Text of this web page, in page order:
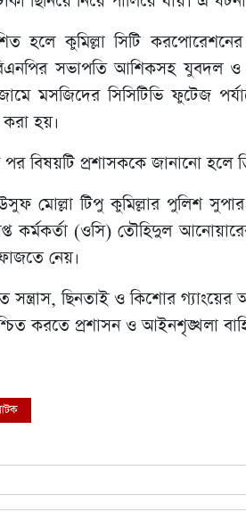
হলে কুমিল্লা সিটি
সভাপতি আশিকসহ যুবদল ও
মসজিদের সিসিটিভি ফুটেজ
হয়।
প্রশাসককে জানানো হলে
মোল্লা টিপু কুমিল্লার পুলিশ
কর্মকর্তা (ওসি) তৌহিদুল
নেয়।
ছিনতাই ও কিশোর
করতে প্রশাসন ও আইনশৃঙ্খলা